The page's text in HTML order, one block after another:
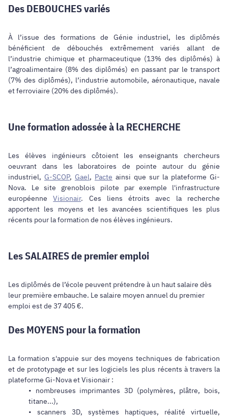
Des DEBOUCHES variés
À l’issue des formations de Génie industriel, les diplômés
bénéficient de débouchés extrêmement variés allant de
l’industrie chimique et pharmaceutique (13% des diplômés) à
l’agroalimentaire (8% des diplômés) en passant par le transport
(7% des diplômés), l’industrie automobile, aéronautique, navale
et ferroviaire (20% des diplômés).
Une formation adossée à la RECHERCHE
Les élèves ingénieurs côtoient les enseignants chercheurs
oeuvrant dans les laboratoires de pointe autour du génie
industriel, G-SCOP, Gael, Pacte ainsi que sur la plateforme Gi-
Nova. Le site grenoblois pilote par exemple l'infrastructure
européenneVisionair. Ces liens étroits avec la recherche
apportent les moyens et les avancées scientifiques les plus
récents pour la formation de nos élèves ingénieurs.
Les SALAIRES de premier emploi
Les diplômés de l’école peuvent prétendre à un haut salaire dès
leur première embauche. Le salaire moyen annuel du premier
emploi est de 37 405 €.
Des MOYENS pour la formation
La formation s'appuie sur des moyens techniques de fabrication
et de prototypage et sur les logiciels les plus récents à travers la
plateforme Gi-Nova et Visionair :
• nombreuses imprimantes 3D (polymères, plâtre, bois,
titane...),
• scanners 3D, systèmes haptiques, réalité virtuelle,